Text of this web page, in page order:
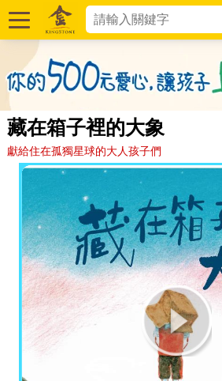
藏在箱子裡的大象
獻給住在孤獨星球的大人孩子們